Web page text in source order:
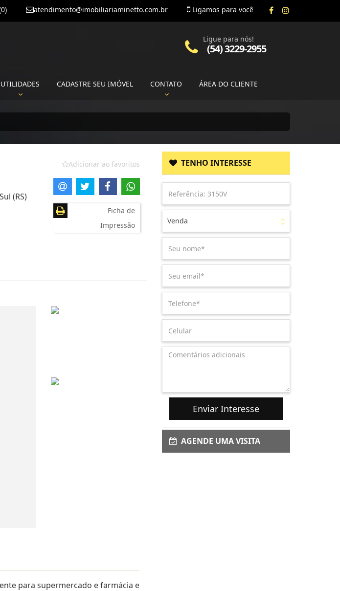
Ligamos para você
atendimento@imobiliariaminetto.com.br
0)
UTILIDADES CADASTRE SEU IMÓVEL CONTATO ÁREA DO CLIENTE
Ligue para nós!
(54) 3229-2955
(RS)
Adicionar ao favoritos
Ficha de
Impressão
para supermercado e farmácia e
TENHO INTERESSE
Venda
Enviar Interesse
AGENDE UMA VISITA